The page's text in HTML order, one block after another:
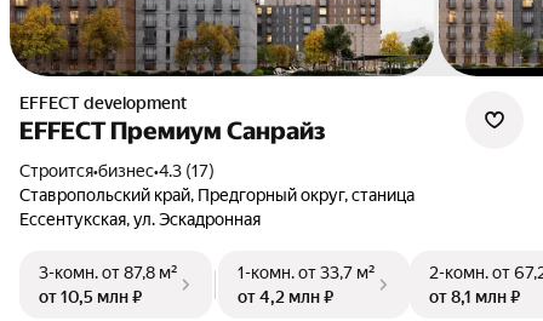
EFFECT development
EFFECT Премиум Санрайз
Строится•бизнес•4.3 (17)
Ставропольский край, Предгорный округ, станица
Ессентукская, ул. Эскадронная
3-комн.от 87,8 м²
от 10,5 млн ₽
1-комн.от 33,7 м²
от 4,2 млн ₽
2-комн.от
от 8,1 млн ₽